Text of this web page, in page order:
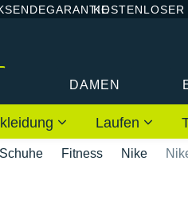
KOSTENLOSER
DAMEN
Laufen
Schuhe Fitness Nike